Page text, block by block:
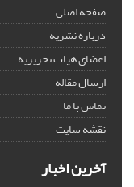
صفحه اصلی
درباره نشریه
اعضای هیات تحریریه
ارسال مقاله
تماس با ما
نقشه سایت
آخرین اخبار